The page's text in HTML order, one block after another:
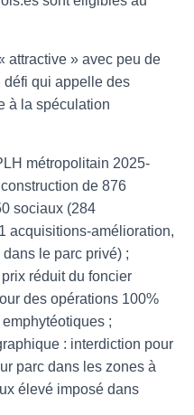
attractive » avec peu de
défi qui appelle des
à la spéculation
métropolitain 2025-
de 876
sociaux (284
acquisitions-amélioration,
le parc privé) ;
réduit du foncier
des opérations 100%
;
: interdiction pour
parc dans les zones à
élevé imposé dans